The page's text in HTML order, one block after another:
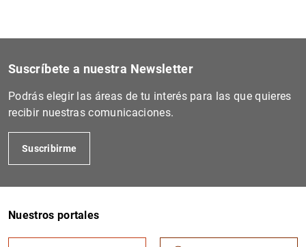
Suscríbete a nuestra Newsletter
Podrás elegir las áreas de tu interés para las que quieres
recibir nuestras comunicaciones.
Suscribirme
Nuestros portales